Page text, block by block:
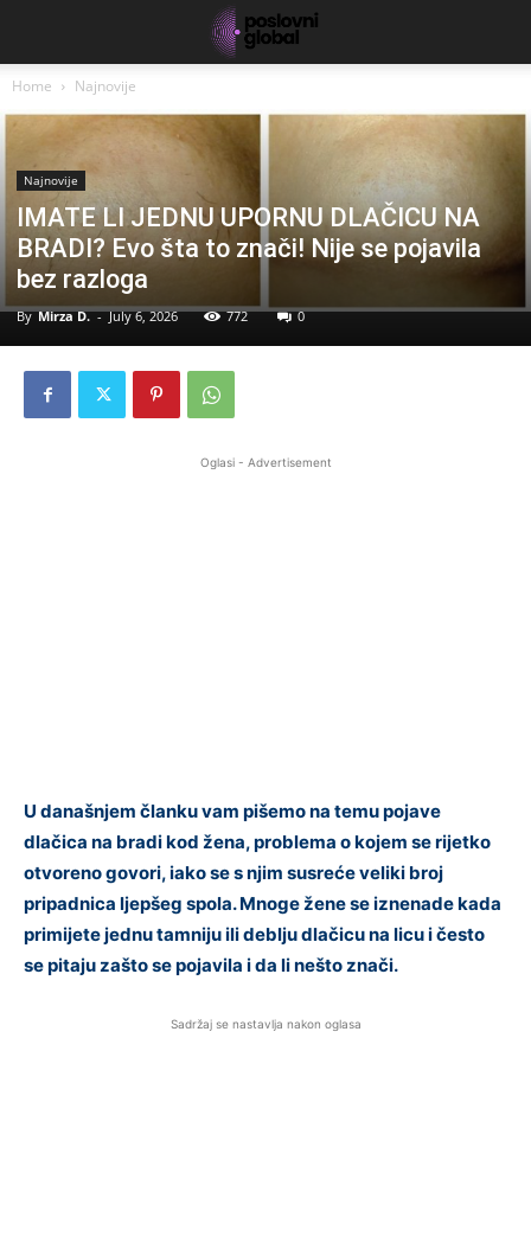
Home Najnovije
Najnovije
IMATE LI JEDNU UPORNU DLAČICU NA
BRADI? Evo šta to znači! Nije se pojavila
bez razloga
By Mirza D. - July 6, 2026 772 0
Oglasi - Advertisement
U današnjem članku vam pišemo na temu pojave
dlačica na bradi kod žena, problema o kojem se rijetko
otvoreno govori, iako se s njim susreće veliki broj
pripadnica ljepšeg spola. Mnoge žene se iznenade kada
primijete jednu tamniju ili deblju dlačicu na licu i često
se pitaju zašto se pojavila i da li nešto znači.
Sadržaj se nastavlja nakon oglasa